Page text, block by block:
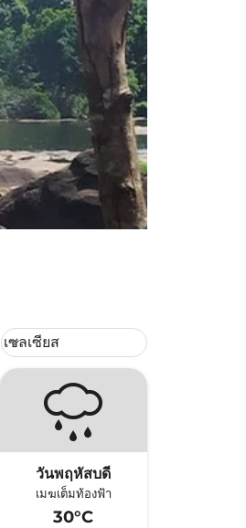
Weather unit option เซลเซียส
เซลเซียส
keyboard_arrow_down
วันพฤหัสบดี
เมฆเต็มท้องฟ้า
30°C